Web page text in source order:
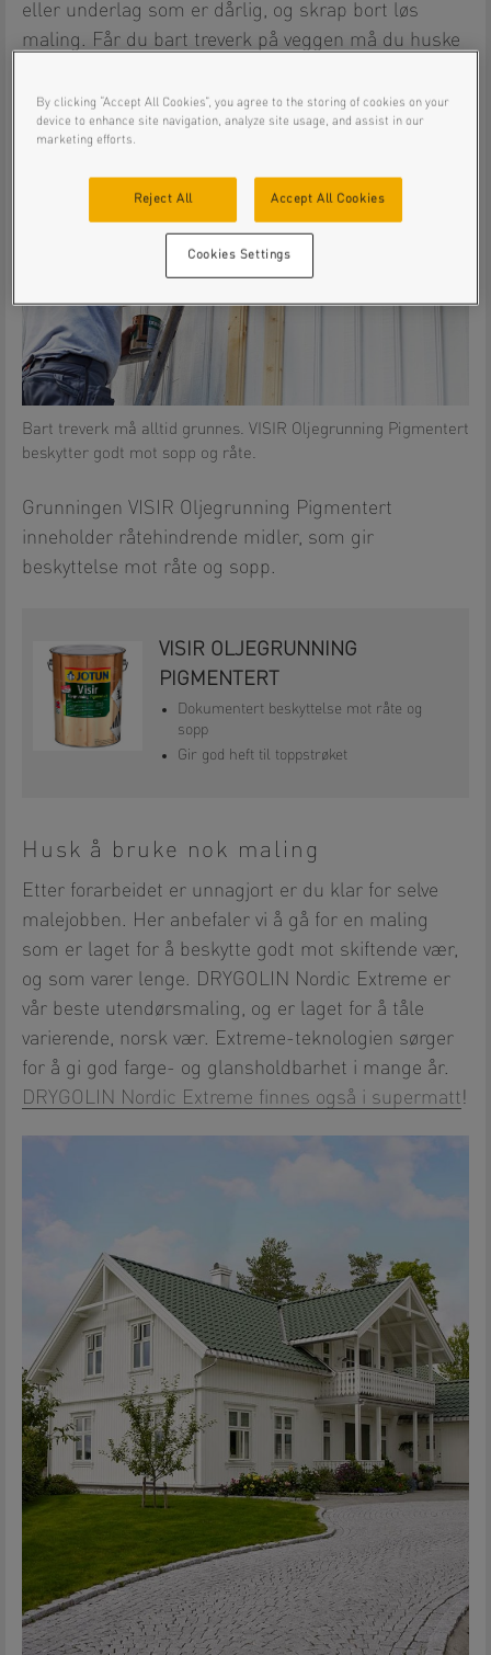
eller underlag som er dårlig, og skrap bort løs
maling. Får du bart treverk på veggen må du huske
Bart treverk må alltid grunnes. VISIR Oljegrunning Pigmentert
beskytter godt mot sopp og råte.
Grunningen VISIR Oljegrunning Pigmentert
inneholder råtehindrende midler, som gir
beskyttelse mot råte og sopp.
VISIR OLJEGRUNNING
PIGMENTERT
Dokumentert beskyttelse mot råte og
sopp
Gir god heft til toppstrøket
Husk å bruke nok maling
Etter forarbeidet er unnagjort er du klar for selve
malejobben. Her anbefaler vi å gå for en maling
som er laget for å beskytte godt mot skiftende vær,
og som varer lenge. DRYGOLIN Nordic Extreme er
vår beste utendørsmaling, og er laget for å tåle
varierende, norsk vær. Extreme-teknologien sørger
for å gi god farge- og glansholdbarhet i mange år.
DRYGOLIN Nordic Extreme finnes også i supermatt!
By clicking “Accept All Cookies”, you agree to the storing of cookies on your
device to enhance site navigation, analyze site usage, and assist in our
marketing efforts.
Reject All Accept All Cookies
Cookies Settings